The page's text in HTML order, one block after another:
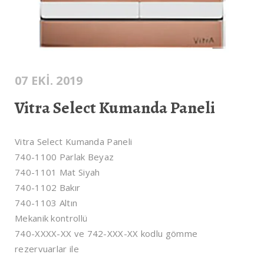
07 EKI. 2019
Vitra Select Kumanda Paneli
Vitra Select Kumanda Paneli
740-1100 Parlak Beyaz
740-1101 Mat Siyah
740-1102 Bakır
740-1103 Altın
Mekanik kontrollü
740-XXXX-XX ve 742-XXX-XX kodlu gömme
rezervuarlar ile